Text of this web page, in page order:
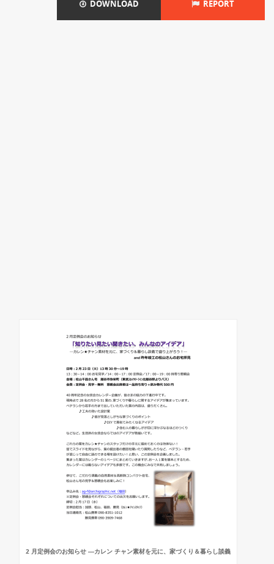
DOWNLOAD REPORT
2 月定例会のお知らせ ―カレン チャン素材を元に、家づくり＆暮らし談義